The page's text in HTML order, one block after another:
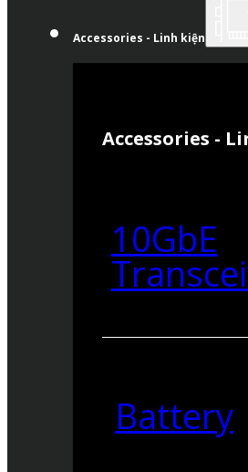
Accessories - Linh kiện
Accessories -
10GbE
Battery